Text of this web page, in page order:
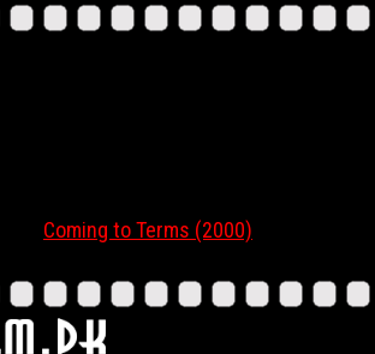
Coming to Terms (2000)